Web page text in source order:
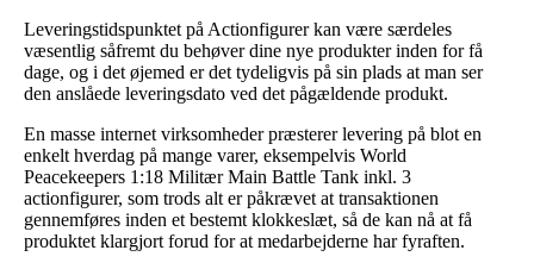
Leveringstidspunktet på Actionfigurer kan være særdeles
væsentlig såfremt du behøver dine nye produkter inden for få
dage, og i det øjemed er det tydeligvis på sin plads at man ser
den anslåede leveringsdato ved det pågældende produkt.
En masse internet virksomheder præsterer levering på blot en
enkelt hverdag på mange varer, eksempelvis World
Peacekeepers 1:18 Militær Main Battle Tank inkl. 3
actionfigurer, som trods alt er påkrævet at transaktionen
gennemføres inden et bestemt klokkeslæt, så de kan nå at få
produktet klargjort forud for at medarbejderne har fyraften.